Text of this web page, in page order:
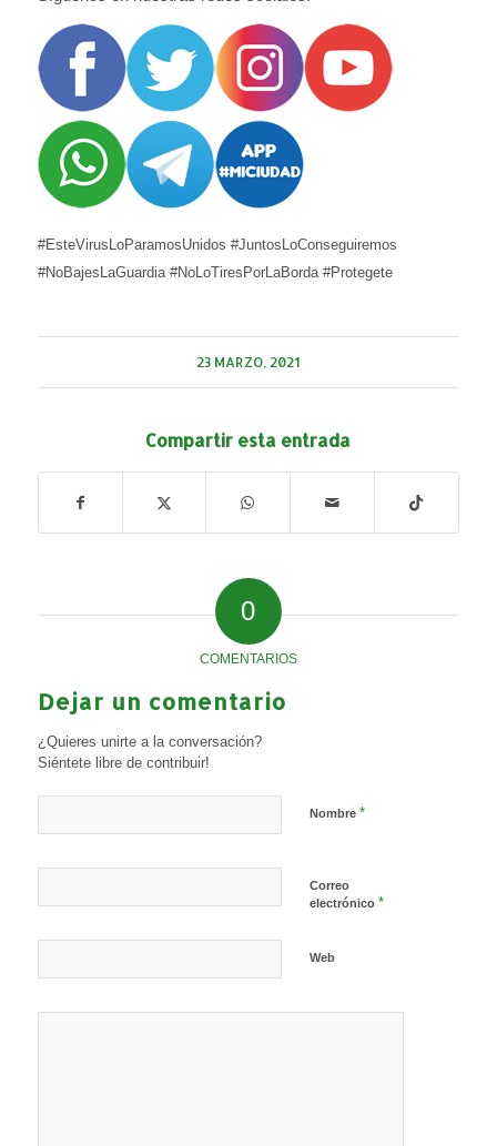
#EsteVirusLoParamosUnidos #JuntosLoConseguiremos
#NoBajesLaGuardia #NoLoTiresPorLaBorda #Protegete
23 MARZO, 2021
Compartir esta entrada
0
COMENTARIOS
Dejar un comentario
¿Quieres unirte a la conversación?
Siéntete libre de contribuir!
Nombre *
Correo
electrónico *
Web